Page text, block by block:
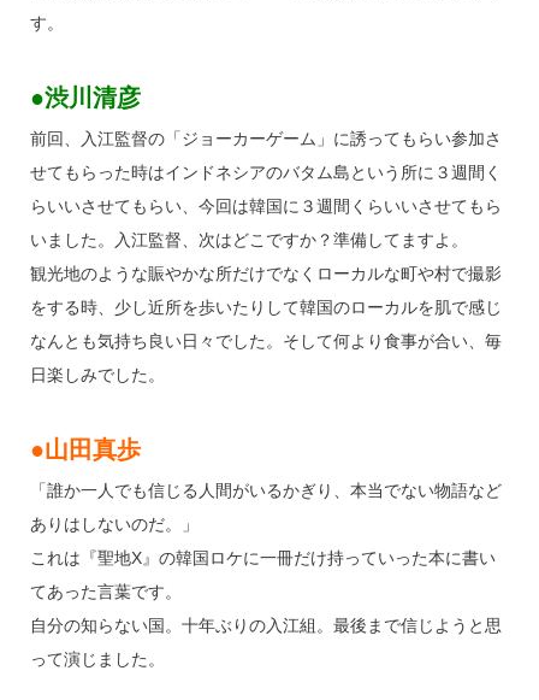
す。
●渋川清彦
前回、入江監督の「ジョーカーゲーム」に誘ってもらい参加さ
せてもらった時はインドネシアのバタム島という所に３週間く
らいいさせてもらい、今回は韓国に３週間くらいいさせてもら
いました。入江監督、次はどこですか？準備してますよ。
観光地のような賑やかな所だけでなくローカルな町や村で撮影
をする時、少し近所を歩いたりして韓国のローカルを肌で感じ
なんとも気持ち良い日々でした。そして何より食事が合い、毎
日楽しみでした。
●山田真歩
「誰か一人でも信じる人間がいるかぎり、本当でない物語など
ありはしないのだ。」
これは『聖地X』の韓国ロケに一冊だけ持っていった本に書い
てあった言葉です。
自分の知らない国。十年ぶりの入江組。最後まで信じようと思
って演じました。